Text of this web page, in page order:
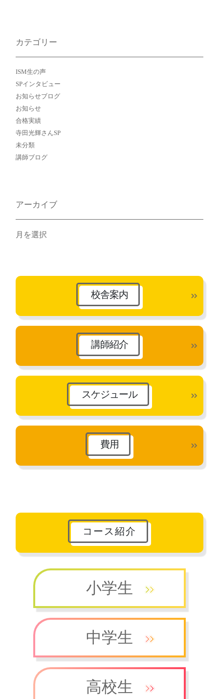
カテゴリー
ISM生の声
SPインタビュー
お知らせブログ
お知らせ
合格実績
寺田光輝さんSP
未分類
講師ブログ
アーカイブ
ア
ブ
校舎案内
講師紹介
スケジュール
費用
コース紹介
小学生
中学生
高校生